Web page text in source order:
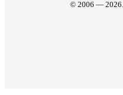
© 2006 —